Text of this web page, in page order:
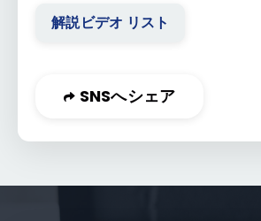
解説ビデオ リスト
SNSへシェア